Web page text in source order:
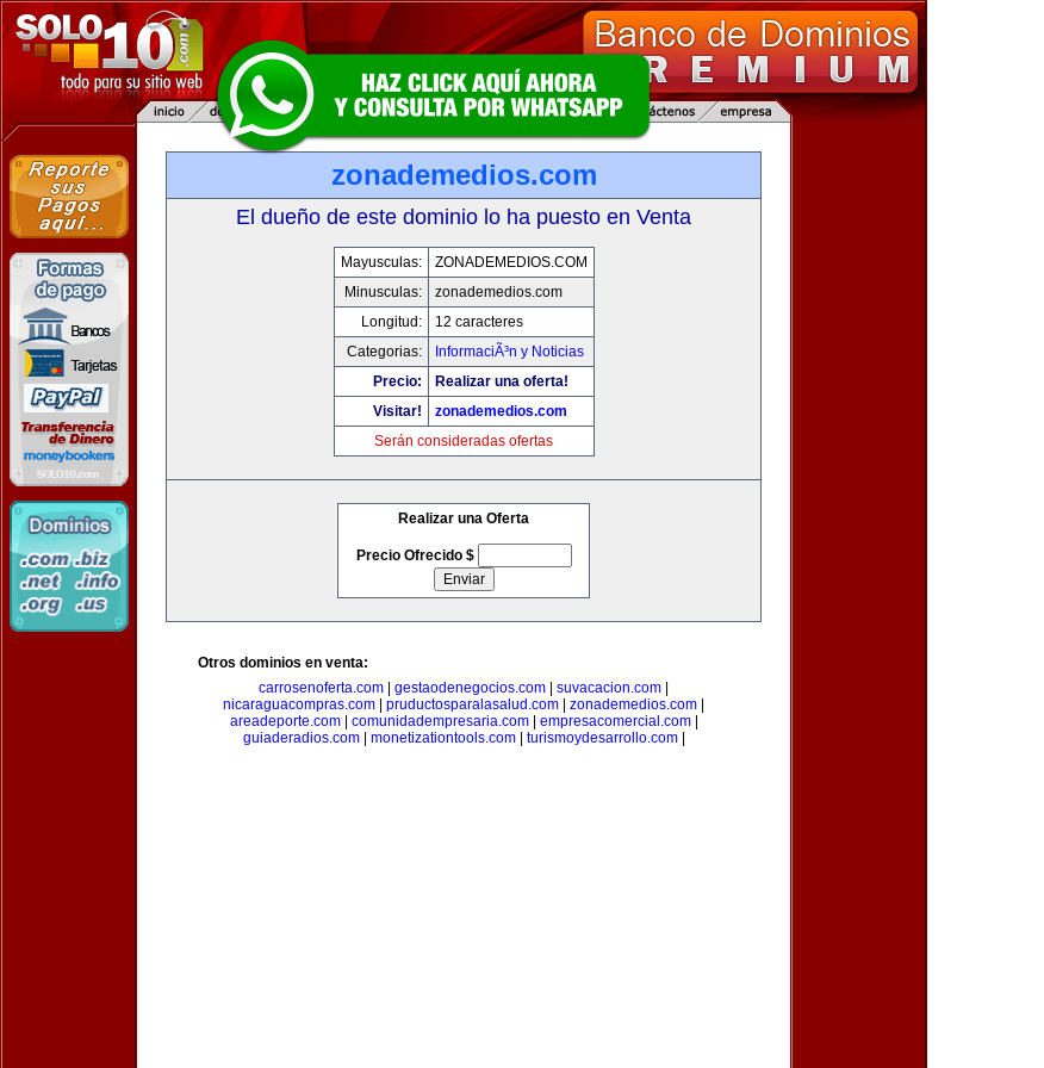
zonademedios.com
El dueño de este dominio lo ha puesto en Venta
Mayusculas:
ZONADEMEDIOS.COM
Minusculas:
zonademedios.com
Longitud:
12 caracteres
Categorias:
InformaciÃ³n y Noticias
Precio:
Realizar una oferta!
Visitar!
zonademedios.com
Serán consideradas ofertas
Realizar una Oferta
Precio Ofrecido $
Otros dominios en venta:
carrosenoferta.com
gestaodenegocios.com suvacacion.com
nicaraguacompras.com
pruductosparalasalud.com zonademedios.com
areadeporte.com| comunidadempresaria.com| empresacomercial.com|
guiaderadios.com| monetizationtools.com| turismoydesarrollo.com|